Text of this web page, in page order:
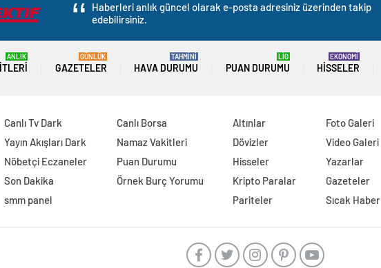
Haberleri anlık güncel olarak e-posta adresiniz üzerinden takip
edebilirsiniz.
ANLIK
GAZETELER
GÜNLÜK
HAVA DURUMU
TAHMİNİ
PUAN DURUMU
LİG
HISSELER
EKONOMİ
Canlı Tv Dark
Yayın Akışları Dark
Nöbetçi Eczaneler
Son Dakika
smm panel
Canlı Borsa
Namaz Vakitleri
Puan Durumu
Örnek Burç Yorumu
Altınlar
Dövizler
Hisseler
Kripto Paralar
Pariteler
Foto Galeri
Video Galeri
Yazarlar
Gazeteler
Sıcak Haber